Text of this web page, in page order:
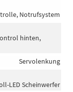
Notrufsystem
hinten,
Servolenkung
LED Scheinwerfer